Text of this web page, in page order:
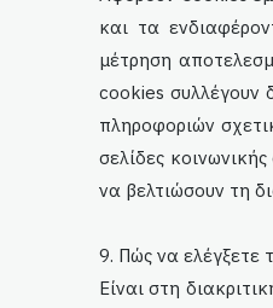
και τα
μέτρηση
cookies συλλέγουν
πληροφοριών
σελίδες
να βελτιώσουν τη
9. Πώς να ελέγξετε
Είναι στη